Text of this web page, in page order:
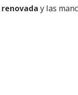
renovada y las